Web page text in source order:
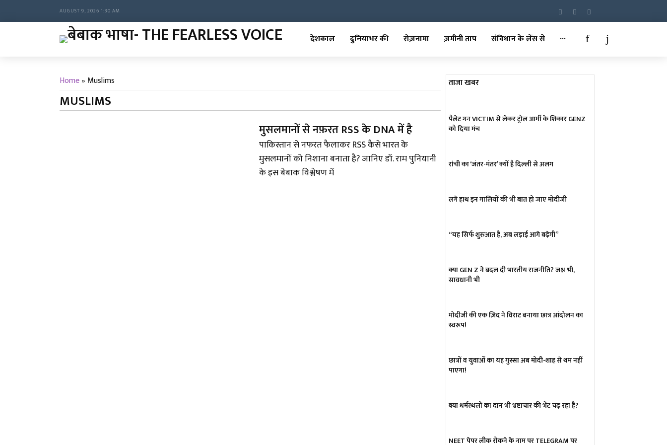
AUGUST 9, 2026 1:30 AM
देशकाल दुनियाभर की रोज़नामा ज़मीनी ताप संविधान के लेंस से ···
Home» Muslims
MUSLIMS
मुसलमानों से नफ़रत RSS के DNA में है
पाकिस्तान से नफरत फैलाकर RSS कैसे भारत के
मुसलमानों को निशाना बनाता है? जानिए डॉ. राम पुनियानी
के इस बेबाक विश्लेषण में
ताजा खबर
पैलेट गन VICTIM से लेकर ट्रोल आर्मी के शिकार GENZ
को दिया मंच
रांची का ‘जंतर-मंतर’ क्यों है दिल्ली से अलग
लगे हाथ इन गालियों की भी बात हो जाए मोदीजी
“यह सिर्फ शुरुआत है, अब लड़ाई आगे बढ़ेगी”
क्या GEN Z ने बदल दी भारतीय राजनीति? जश्न भी,
सावधानी भी
मोदीजी की एक ज़िद ने विराट बनाया छात्र आंदोलन का
स्वरूप!
छात्रों व युवाओं का यह गुस्सा अब मोदी-शाह से थम नहीं
पाएगा!
क्या धर्मस्थलों का दान भी भ्रष्टाचार की भेंट चढ़ रहा है?
NEET पेपर लीक रोकने के नाम पर TELEGRAM पर